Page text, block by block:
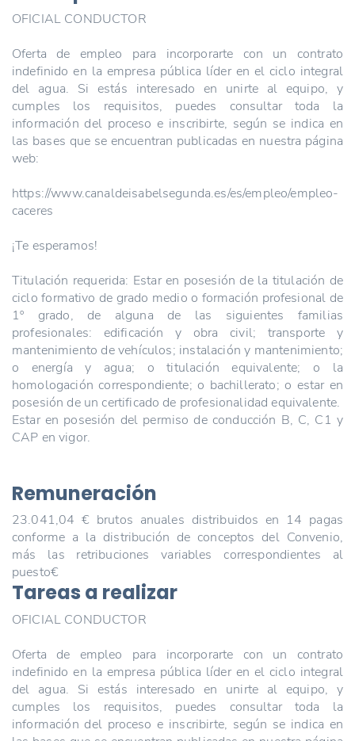
OFICIAL CONDUCTOR
Oferta de empleo para incorporarte con un contrato
indefinido en la empresa pública líder en el ciclo integral
del agua. Si estás interesado en unirte al equipo, y
cumples los requisitos, puedes consultar toda la
información del proceso e inscribirte, según se indica en
las bases que se encuentran publicadas en nuestra página
web:
https://www.canaldeisabelsegunda.es/es/empleo/empleo-
caceres
¡Te esperamos!
Titulación requerida: Estar en posesión de la titulación de
ciclo formativo de grado medio o formación profesional de
1º grado, de alguna de las siguientes familias
profesionales: edificación y obra civil; transporte y
mantenimiento de vehículos; instalación y mantenimiento;
o energía y agua; o titulación equivalente; o la
homologación correspondiente; o bachillerato; o estar en
posesión de un certificado de profesionalidad equivalente.
Estar en posesión del permiso de conducción B, C, C1 y
CAP en vigor.
Remuneración
23.041,04 € brutos anuales distribuidos en 14 pagas
conforme a la distribución de conceptos del Convenio,
más las retribuciones variables correspondientes al
puesto€
Tareas a realizar
OFICIAL CONDUCTOR
Oferta de empleo para incorporarte con un contrato
indefinido en la empresa pública líder en el ciclo integral
del agua. Si estás interesado en unirte al equipo, y
cumples los requisitos, puedes consultar toda la
información del proceso e inscribirte, según se indica en